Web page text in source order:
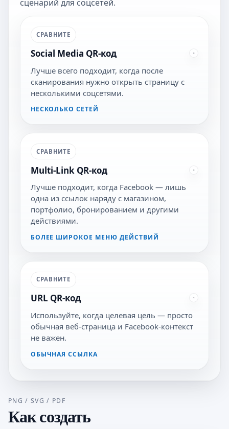
сценарий для соцсетей.
СРАВНИТЕ
Social Media QR-код
Лучше всего подходит, когда после
сканирования нужно открыть страницу с
несколькими соцсетями.
НЕСКОЛЬКО СЕТЕЙ
СРАВНИТЕ
Multi-Link QR-код
Лучше подходит, когда Facebook — лишь
одна из ссылок наряду с магазином,
портфолио, бронированием и другими
действиями.
БОЛЕЕ ШИРОКОЕ МЕНЮ ДЕЙСТВИЙ
СРАВНИТЕ
URL QR-код
Используйте, когда целевая цель — просто
обычная веб-страница и Facebook-контекст
не важен.
ОБЫЧНАЯ ССЫЛКА
PNG / SVG / PDF
Как создать